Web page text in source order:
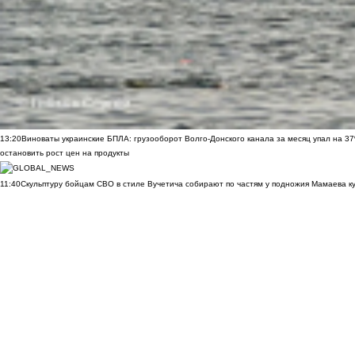
13:20Виноваты украинские БПЛА: грузооборот Волго-Донского канала за месяц упал на
остановить рост цен на продукты
11:40Скульптуру бойцам СВО в стиле Вучетича собирают по частям у подножия Мамаева